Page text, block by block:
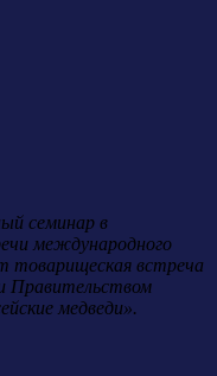
семинар в
международного
товарищеская встреча
Правительством
медведи».